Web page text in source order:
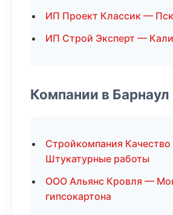
ИП Проект Классик —
ИП Строй Эксперт —
Компании в Барнаул
Стройкомпания
Штукатурные работы
ООО Альянс Кровля —
гипсокартона